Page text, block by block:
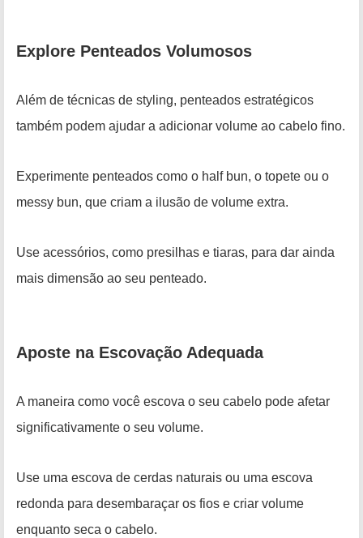
Explore Penteados Volumosos
Além de técnicas de styling, penteados estratégicos
também podem ajudar a adicionar volume ao cabelo fino.
Experimente penteados como o half bun, o topete ou o
messy bun, que criam a ilusão de volume extra.
Use acessórios, como presilhas e tiaras, para dar ainda
mais dimensão ao seu penteado.
Aposte na Escovação Adequada
A maneira como você escova o seu cabelo pode afetar
significativamente o seu volume.
Use uma escova de cerdas naturais ou uma escova
redonda para desembaraçar os fios e criar volume
enquanto seca o cabelo.